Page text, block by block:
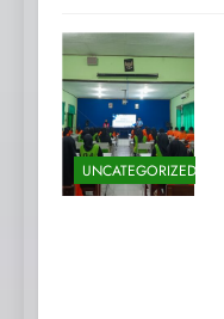
UNCATEGORIZED